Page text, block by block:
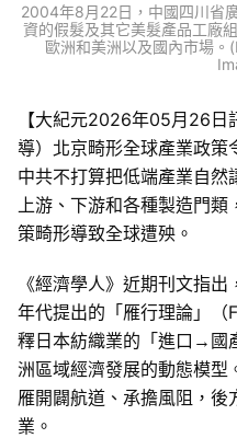
2004年8月22日，中國四川省
資的假髮及其它美髮產品工廠
歐洲和美洲以及國內市場
【大紀元2026年05月26日
導）北京畸形全球產業政策
中共不打算把低端產業自
上游、下游和各種製造門
策畸形導致全球遭殃。
《經濟學人》近期刊文指
年代提出的「雁行理論」
釋日本紡織業的「進口→國
洲區域經濟發展的動態模型
雁開闢航道、承擔風阻，
業。